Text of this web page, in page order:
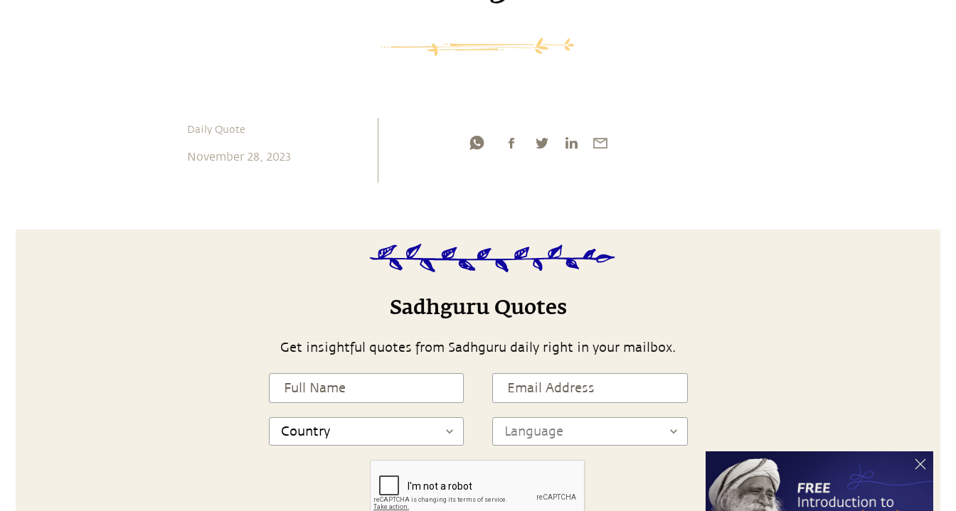
Daily Quote
November 28, 2023
Sadhguru Quotes
Get insightful quotes from Sadhguru daily right in your mailbox.